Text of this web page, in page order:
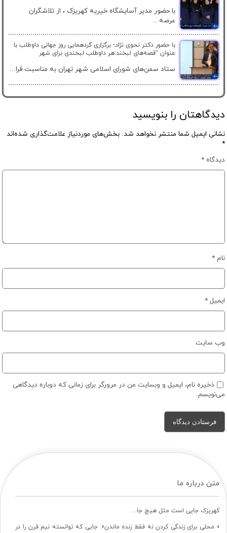
با حضور مدیر آسایشگاه خیریه کهریزک ، از تلاشگران
عرصه...
با حضور دکتر نحوی نژاد؛ برگزاری گردهمایی روز جهانی داوطلب با
عنوان “قصه‌های لبخند:هر داوطلب لبخندی برای شهر
ستاد سمن‌های شورای اسلامی شهر تهران به مناسبت فرا...
دیدگاهتان را بنویسید
نشانی ایمیل شما منتشر نخواهد شد. بخش‌های موردنیاز علامت‌گذاری شده‌اند
*
دیدگاه*
نام*
ایمیل*
وب‌ سایت
ذخیره نام، ایمیل و وبسایت من در مرورگر برای زمانی که دوباره دیدگاهی
می‌نویسم.
متن درباره ما
کهریزک جایی است مثل هیچ جا…
« محلی برای زندگی کردن نه فقط زنده ماندن». جایی که توانسته نیم قرن را در